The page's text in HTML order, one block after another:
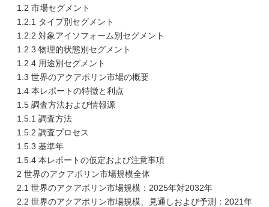
1.2 市場セグメント
1.2.1 タイプ別セグメント
1.2.2 対象アイソフォーム別セグメント
1.2.3 物理的状態別セグメント
1.2.4 用途別セグメント
1.3 世界のアクアポリン市場の概要
1.4 本レポートの特徴と利点
1.5 調査方法および情報源
1.5.1 調査方法
1.5.2 調査プロセス
1.5.3 基準年
1.5.4 本レポートの仮定および注意事項
2 世界のアクアポリン市場規模全体
2.1 世界のアクアポリン市場規模：2025年対2032年
2.2 世界のアクアポリン市場規模、見通しおよび予測：2021年